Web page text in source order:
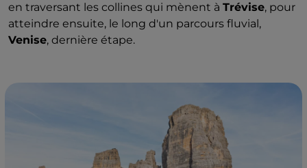
en traversant les collines qui mènent à Trévise, pour
atteindre ensuite, le long d'un parcours fluvial,
Venise, dernière étape.